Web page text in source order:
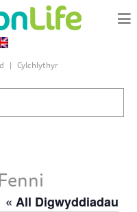
Cylchlythyr
« All Digwyddiadau